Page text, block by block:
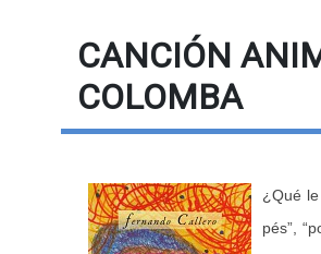
CANCIÓN
COLOMBA
¿Qué
pés”,